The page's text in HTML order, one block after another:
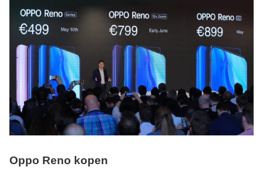
Oppo Reno kopen